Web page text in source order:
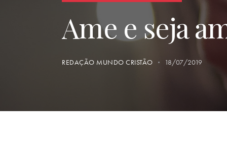
Ame e seja
REDAÇÃO MUNDO CRISTÃO 18/07/2019